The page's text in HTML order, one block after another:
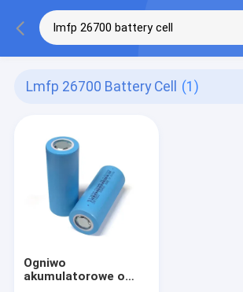
Lmfp 26700 Battery Cell (1)
Ogniwo
akumulatorowe o